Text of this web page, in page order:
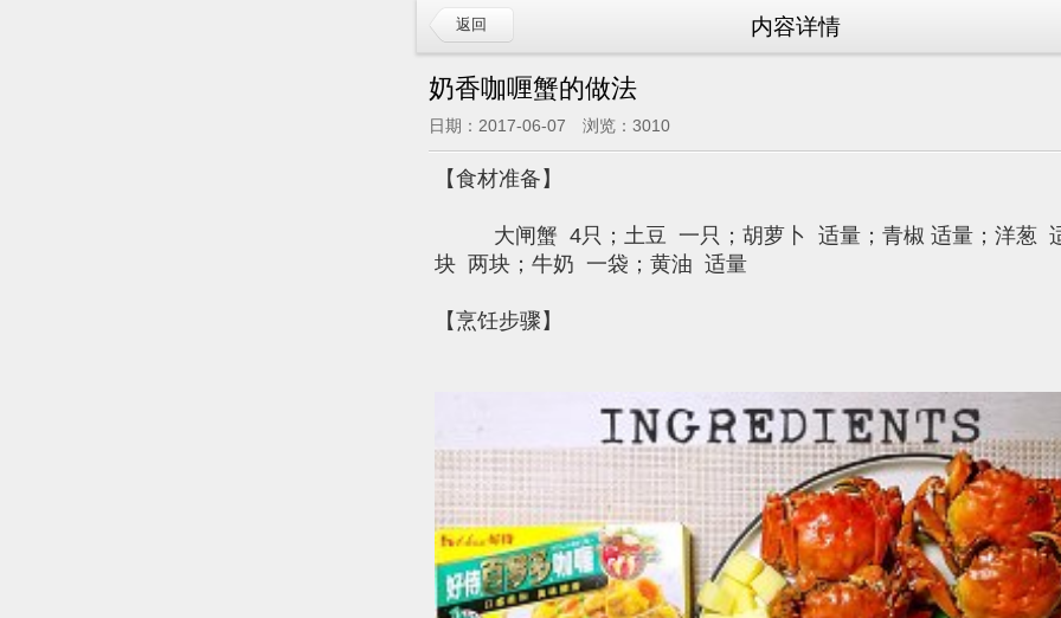
内容详情
返回
奶香咖喱蟹的做法
日期：2017-06-07 浏览：3010
【食材准备】
大闸蟹 4只；土豆 一只；胡萝卜 适量；青椒 适量；洋葱
块 两块；牛奶 一袋；黄油 适量
【烹饪步骤】